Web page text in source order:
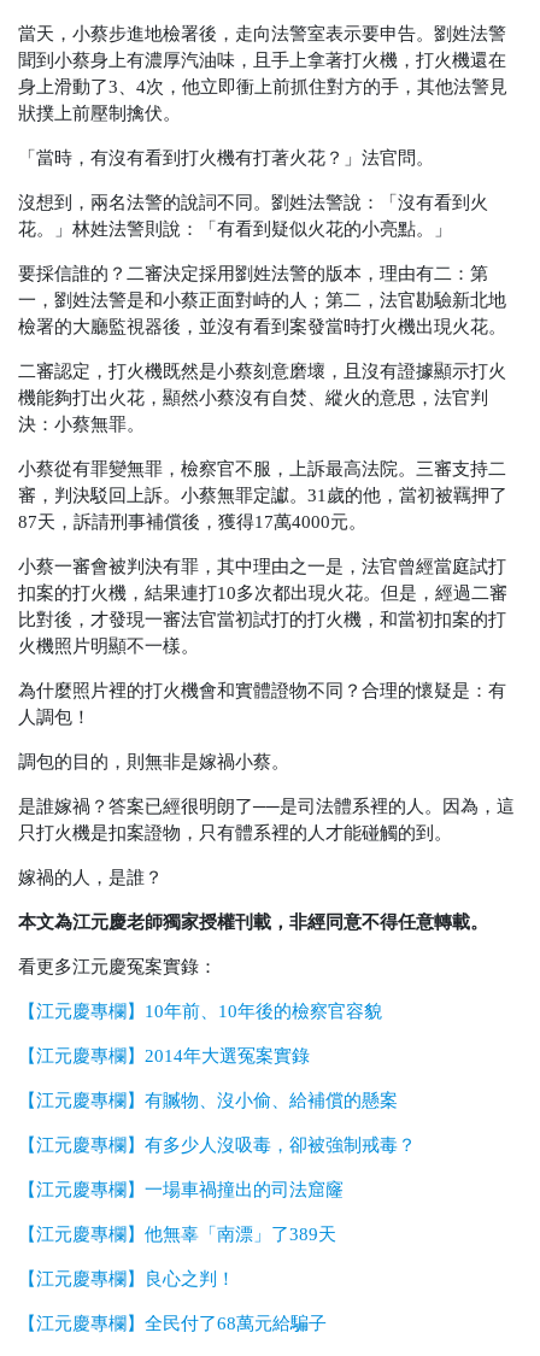
當天，小蔡步進地檢署後，走向法警室表示要申告。劉姓法警
聞到小蔡身上有濃厚汽油味，且手上拿著打火機，打火機還在
身上滑動了3、4次，他立即衝上前抓住對方的手，其他法警見
狀撲上前壓制擒伏。
「當時， 有沒有看到打火機有打著火花？」 法官問 。
沒想到，兩名法警的說詞不同。劉姓法警說：「沒有看到火
花。」林姓法警則說：「有看到疑似火花的小亮點。」
要採信誰的？二審決定採用劉姓法警的版本，理由有二：第
一，劉姓法警是和小蔡正面對峙的人；第二，法官勘驗新北地
檢署的大廳監視器後，並沒有看到案發當時打火機出現火花。
二審認定，打火機既然是小蔡刻意磨壞，且沒有證據顯示打火
機能夠打出火花，顯然小蔡沒有自焚、縱火的意思，法官判
決：小蔡無罪。
小蔡從有罪變無罪，檢察官不服，上訴最高法院。三審支持二
審，判決駁回上訴。小蔡無罪定讞。 31歲的他，當初被羈押了
87天，訴請刑事補償後，獲得17萬4000元。
小蔡一審會被判決有罪，其中理由之一是，法官曾經當庭試打
扣案的打火機，結果連打10多次都出現火花。但是，經過二審
比對後，才發現一審法官當初試打的打火機，和當初扣案的打
火機照片明顯不一樣。
為什麼照片裡的打火機會和實體證物不同？合理的懷疑是：有
人調包！
調包的目的，則無非是嫁禍小蔡。
是誰嫁禍？答案已經很明朗了──是司法體系裡的人。因為，這
只打火機是扣案證物，只有體系裡的人才能碰觸的到。
嫁禍的人，是誰？
本文為江元慶老師獨家授權刊載，非經同意不得任意轉載。
看更多江元慶冤案實錄：
【江元慶專欄】10年前、10年後的檢察官容貌
【江元慶專欄】2014年大選冤案實錄
【江元慶專欄】有贓物、沒小偷、給補償的懸案
【江元慶專欄】有多少人沒吸毒，卻被強制戒毒？
【江元慶專欄】一場車禍撞出的司法窟窿
【江元慶專欄】他無辜「南漂」了389天
【江元慶專欄】良心之判！
【江元慶專欄】全民付了68萬元給騙子